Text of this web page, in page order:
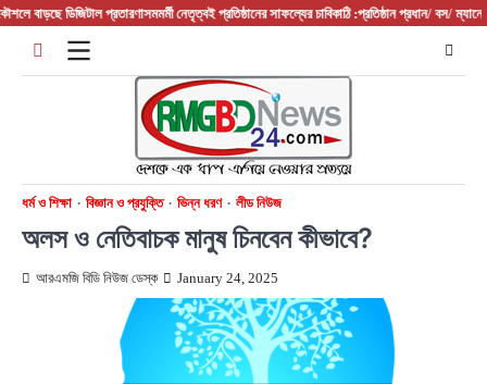
Skipপ্রতারণাসমমর্মী নেতৃত্বই প্রতিষ্ঠানের সাফল্যের চাবিকাঠি :প্রতিষ্ঠান প্রধান/ বস/ ম্যানেজার হিসেবে
ধর্ম ও শিক্ষা বিজ্ঞান ও প্রযুক্তি ভিন্ন ধরণ লীড নিউজ
অলস ও নেতিবাচক মানুষ চিনবেন কীভাবে?
আরএমজি বিডি নিউজ ডেস্ক January 24, 2025